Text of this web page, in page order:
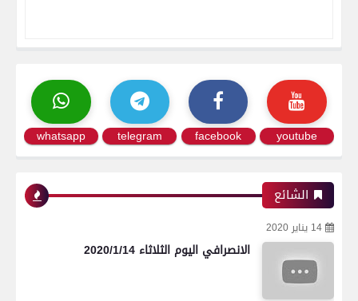
youtube
facebook
telegram
whatsapp
الشائع
14 يناير 2020
الانصرافي اليوم الثلاثاء 2020/1/14